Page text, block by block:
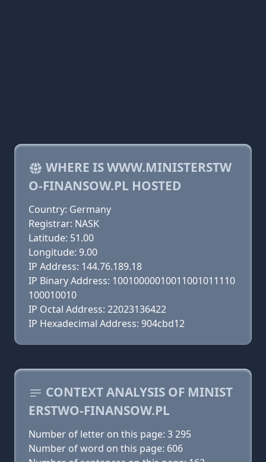
WHERE IS WWW.MINISTERSTW
O-FINANSOW.PL HOSTED
Country: Germany
Registrar: NASK
Latitude: 51.00
Longitude: 9.00
IP Address: 144.76.189.18
IP Binary Address: 10010000010011001011110
100010010
IP Octal Address: 22023136422
IP Hexadecimal Address: 904cbd12
CONTEXT ANALYSIS OF MINIST
ERSTWO-FINANSOW.PL
Number of letter on this page: 3 295
Number of word on this page: 606